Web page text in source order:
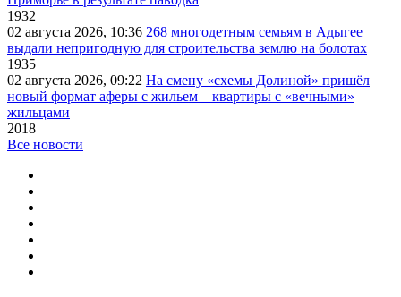
1932
02 августа 2026, 10:36 268 многодетным семьям в Адыгее
выдали непригодную для строительства землю на болотах
1935
02 августа 2026, 09:22 На смену «схемы Долиной» пришёл
новый формат аферы с жильем – квартиры с «вечными»
жильцами
2018
Все новости